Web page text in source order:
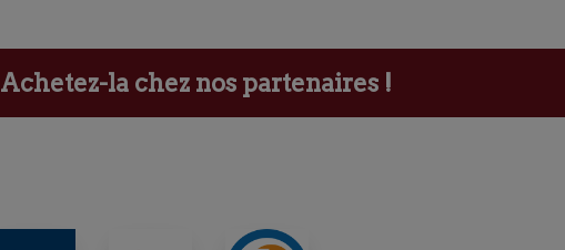
Achetez-la chez nos partenaires !